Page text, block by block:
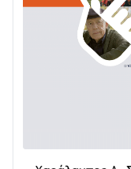
Διαβάστε την
31/07 • 08:16
Δωρίδα για
24/07 • 11:31